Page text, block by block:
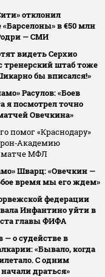
отклонил
в €50 млн
— СМИ
видеть Серхио
тренерский штаб тоже
бы вписался!»
Расулов: «Боев
я посмотрел точно
Овечкина»
помог «Краснодару»
матче МФЛ
Шварц: «Овечкин —
время мы его ждем»
федерации
Инфантино уйти в
главы ФИФА
— о судействе в
«Бывало, когда
С одним
драться»